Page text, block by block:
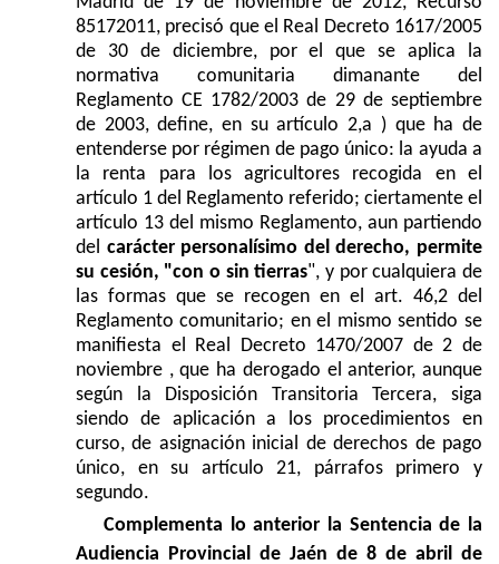
85172011, precisó que el Real Decreto 1617/2005
de 30 de diciembre, por el que se aplica la
normativa comunitaria dimanante del
Reglamento CE 1782/2003 de 29 de septiembre
de 2003, define, en su artículo 2,a ) que ha de
entenderse por régimen de pago único: la ayuda a
la renta para los agricultores recogida en el
artículo 1 del Reglamento referido; ciertamente el
artículo 13 del mismo Reglamento, aun partiendo
del carácter personalísimo del derecho, permite
su cesión, "con o sin tierras", y por cualquiera de
las formas que se recogen en el art. 46,2 del
Reglamento comunitario; en el mismo sentido se
manifiesta el Real Decreto 1470/2007 de 2 de
noviembre , que ha derogado el anterior, aunque
según la Disposición Transitoria Tercera, siga
siendo de aplicación a los procedimientos en
curso, de asignación inicial de derechos de pago
único, en su artículo 21, párrafos primero y
segundo.
Complementa lo anterior la Sentencia de la
Audiencia Provincial de Jaén de 8 de abril de